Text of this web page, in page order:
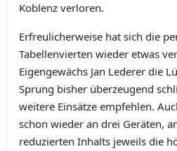
Koblenz verloren.
Erfreulicherweise hat sich die
Tabellenvierten wieder etwas
Eigengewächs Jan Lederer die
Sprung bisher überzeugend
weitere Einsätze empfehlen.
schon wieder an drei Geräten,
reduzierten Inhalts jeweils die